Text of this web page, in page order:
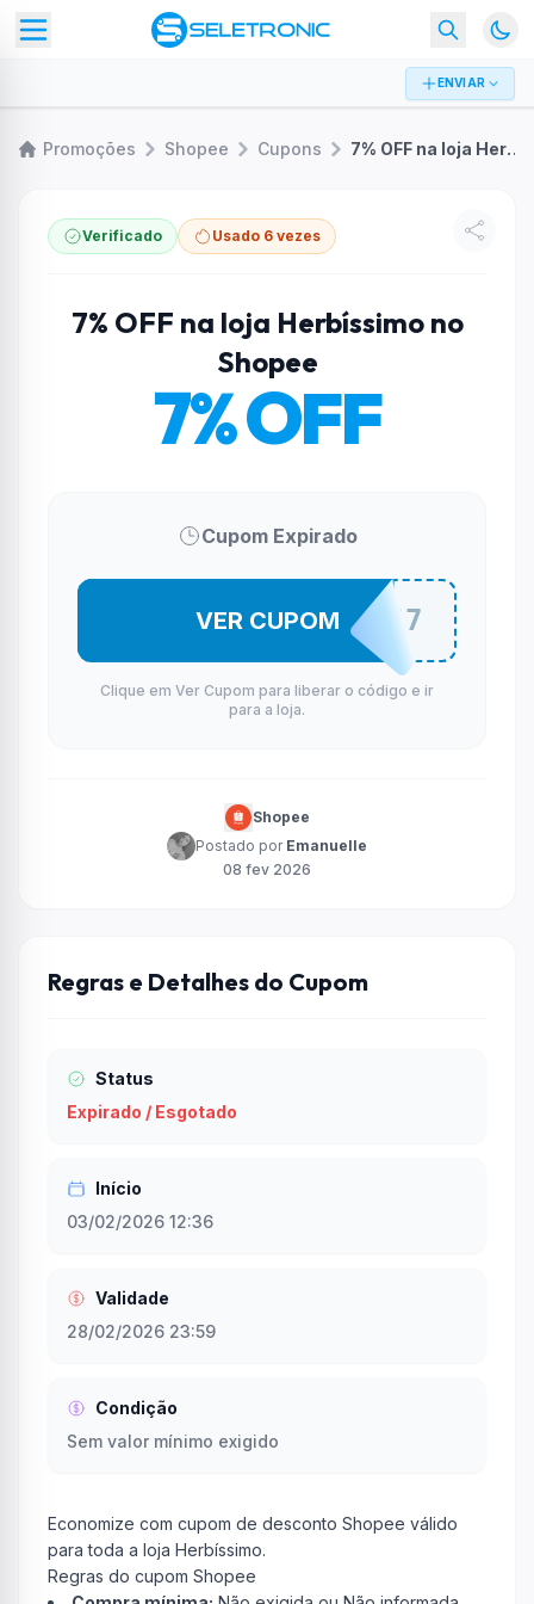
ENVIAR
Promoções Shopee Cupons 7% OFF na loja Herbíssimo no Shopee
Verificado Usado 6 vezes
7% OFF na loja Herbíssimo no
Shopee
7% OFF
Cupom Expirado
HERBFEV7
VER CUPOM
Clique em Ver Cupom para liberar o código e ir
para a loja.
Shopee
Postado por Emanuelle
08 fev 2026
Regras e Detalhes do Cupom
Status
Expirado / Esgotado
Início
03/02/2026 12:36
Validade
28/02/2026 23:59
Condição
Sem valor mínimo exigido
Economize com cupom de desconto Shopee válido
para toda a loja Herbíssimo.
Regras do cupom Shopee